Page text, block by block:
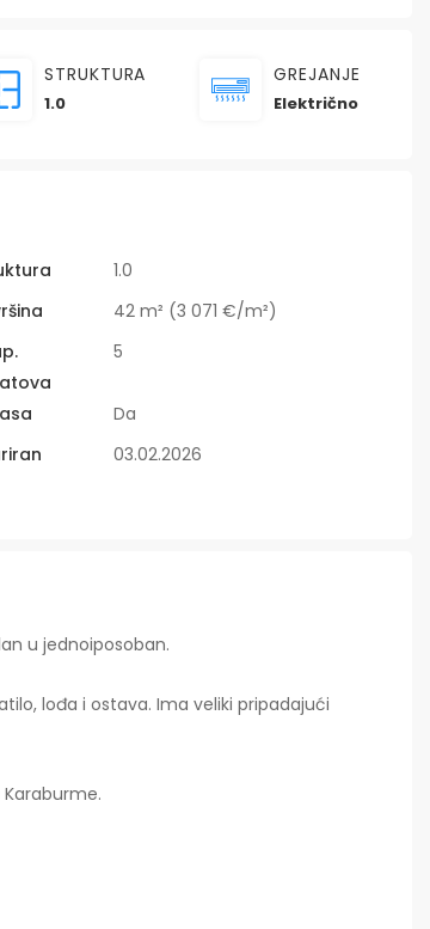
STRUKTURA
1.0
GREJANJE
Električno
1.0
42 m² (3 071 €/m²)
5
Da
03.02.2026
u jednoiposoban.
lođa i ostava. Ima veliki pripadajući